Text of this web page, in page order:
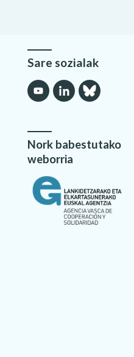
Sare sozialak
Nork babestutako
weborria